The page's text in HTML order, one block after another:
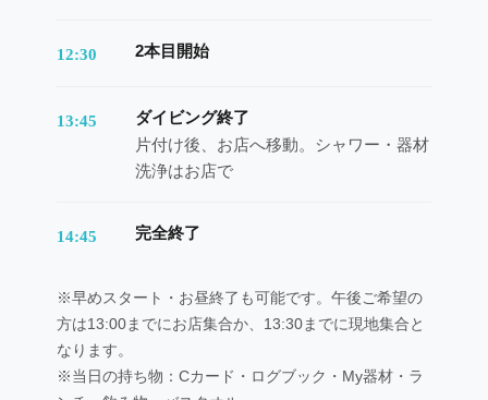
12:30 2本目開始
13:45
ダイビング終了
片付け後、お店へ移動。シャワー・器材
洗浄はお店で
14:45 完全終了
※早めスタート・お昼終了も可能です。午後ご希望の
方は13:00までにお店集合か、13:30までに現地集合と
なります。
※当日の持ち物：Cカード・ログブック・My器材・ラ